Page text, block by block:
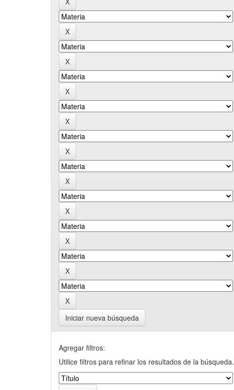
Iniciar nueva búsqueda
Agregar filtros:
Utilice filtros para refinar los resultados de la búsqueda.